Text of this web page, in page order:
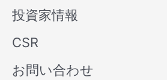
投資家情報
CSR
お問い合わせ